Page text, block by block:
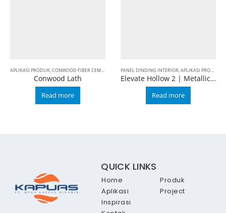
APLIKASI PRODUK,CONWOOD FIBER CEMENT CONWOOD LISPLANG DAN PLAFON,DINDING
Conwood Lath
Read more
PANEL DINDING INTERIOR,APLIKASI PRODUK
Elevate Hollow 2 | Metallic Timber
Read more
QUICK LINKS
Home
Aplikasi
Produk
Project
Inspirasi